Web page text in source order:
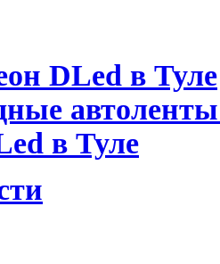
DLed в Туле
в Туле